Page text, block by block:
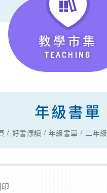
教學市集
TEACHING
年級書單
好書漾讀 年級書單 二年級